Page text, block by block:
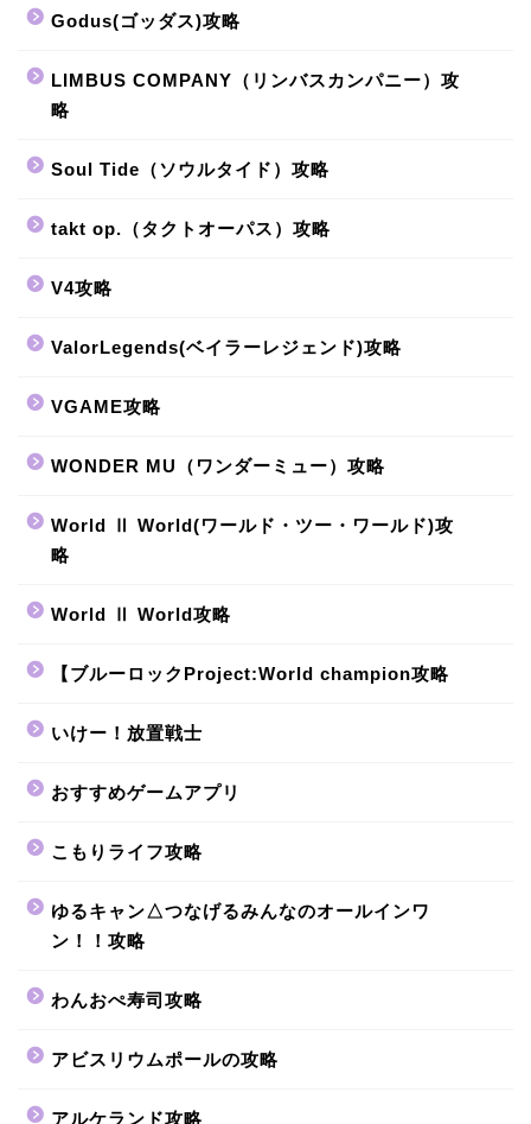
Godus(ゴッダス)攻略
LIMBUS COMPANY（リンバスカンパニー）攻
略
Soul Tide（ソウルタイド）攻略
takt op.（タクトオーパス）攻略
V4攻略
ValorLegends(ベイラーレジェンド)攻略
VGAME攻略
WONDER MU（ワンダーミュー）攻略
World Ⅱ World(ワールド・ツー・ワールド)攻
略
World Ⅱ World攻略
【ブルーロックProject:World champion攻略
いけー！放置戦士
おすすめゲームアプリ
こもりライフ攻略
ゆるキャン△つなげるみんなのオールインワ
ン！！攻略
わんおぺ寿司攻略
アビスリウムポールの攻略
アルケランド攻略